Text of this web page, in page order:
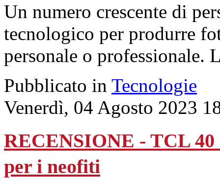
Un numero crescente di
tecnologico per produrre
personale o professionale.
Pubblicato in Tecnologie
Venerdì, 04 Agosto 2023
RECENSIONE - TCL 40
per i neofiti